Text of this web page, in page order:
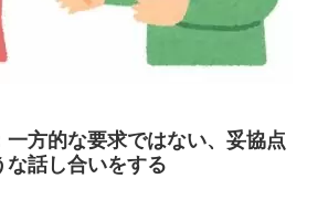
一方的な要求ではない、妥協点
な話し合いをする